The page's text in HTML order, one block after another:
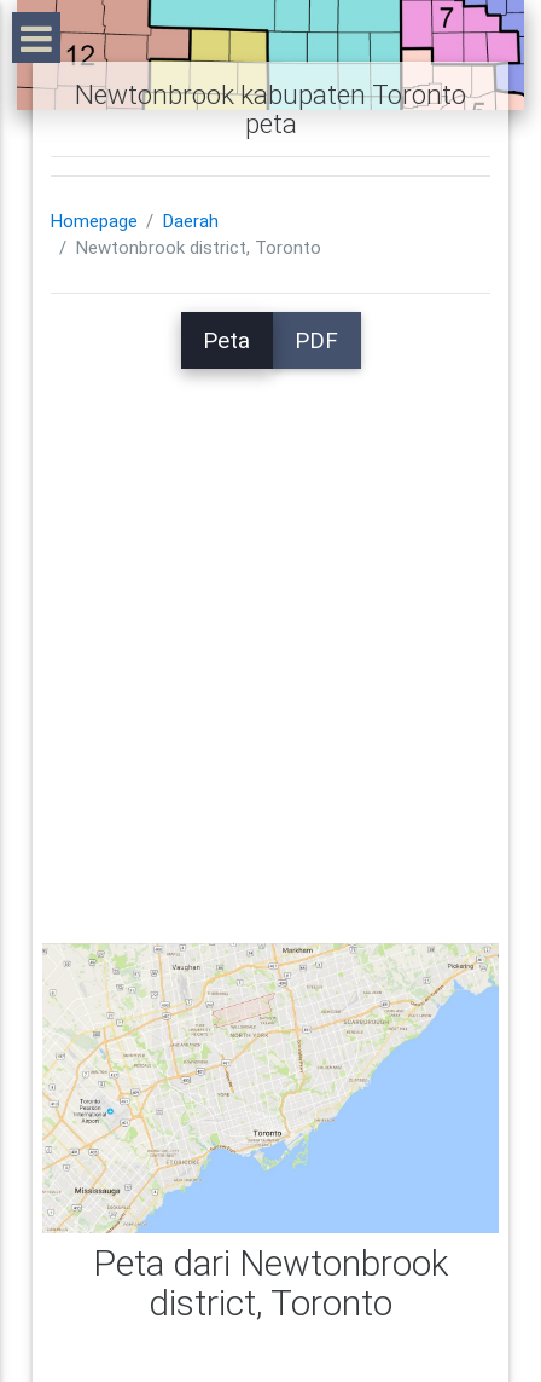
Newtonbrook kabupaten Toronto
peta
Homepage
Daerah
Newtonbrook district, Toronto
Peta PDF
Peta dari Newtonbrook
district, Toronto